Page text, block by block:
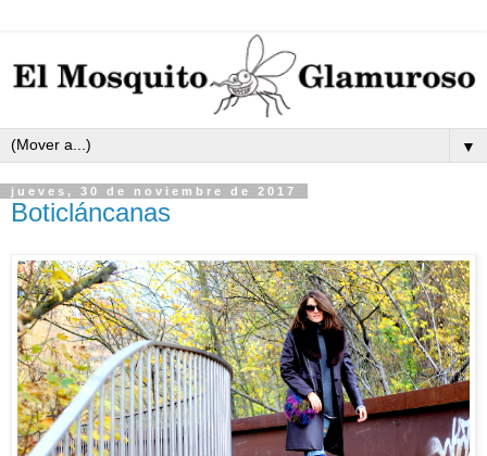
▼
jueves, 30 de noviembre de 2017
Boticláncanas